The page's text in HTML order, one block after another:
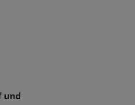
und